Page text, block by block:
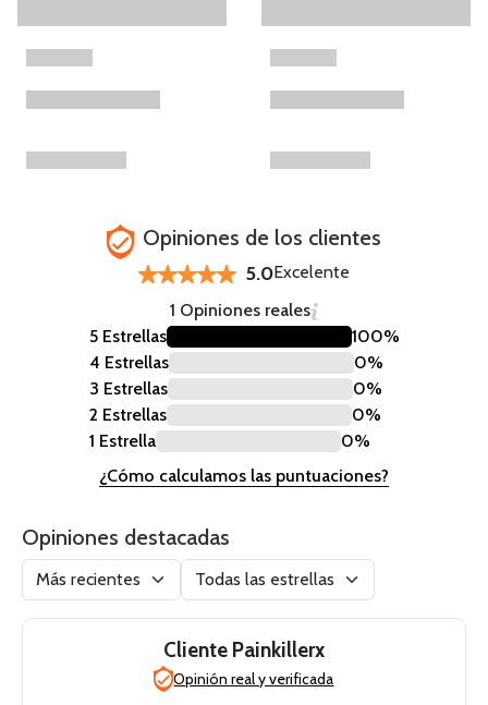
Opiniones de los clientes
5.0Excelente
1 Opiniones reales
5 Estrellas
100%
4 Estrellas
0%
3 Estrellas
0%
2 Estrellas
0%
1 Estrella
0%
¿Cómo calculamos las puntuaciones?
Opiniones destacadas
Cliente Painkillerx
Opinión real y verificada